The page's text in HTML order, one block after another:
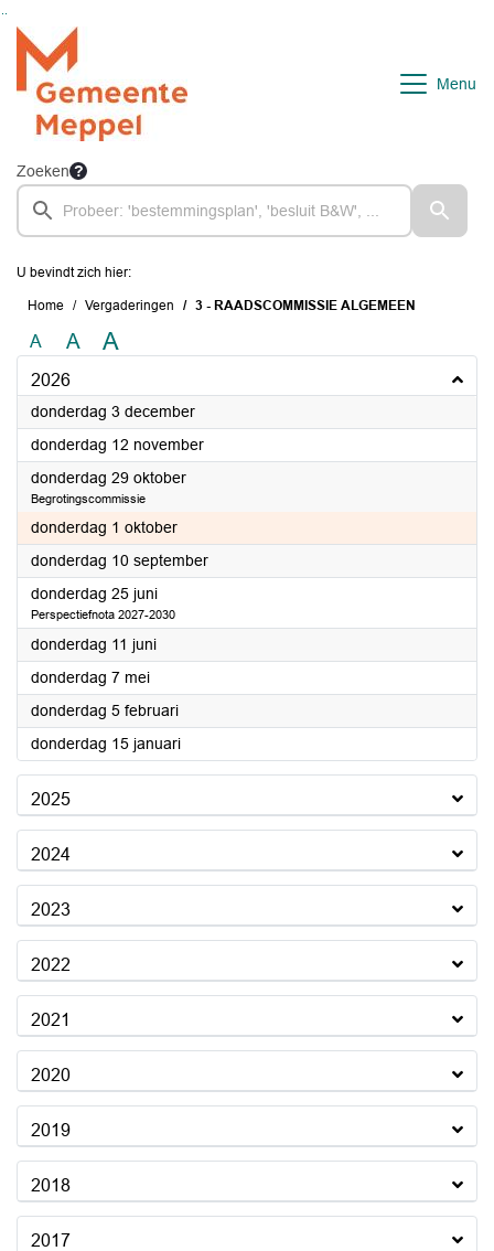
Ga naar de inhoud van deze pagina
Ga naar het zoeken
Ga naar het menu
Menu
Zoeken
U bevindt zich hier:
Home Vergaderingen 3 - RAADSCOMMISSIE ALGEMEEN
A A A
2026
donderdag 3 december2026
donderdag 12 november2026
donderdag 29 oktober2026
Begrotingscommissie
donderdag 1 oktober2026
donderdag 10 september2026
donderdag 25 juni2026
Perspectiefnota 2027-2030
donderdag 11 juni2026
donderdag 7 mei2026
donderdag 5 februari2026
donderdag 15 januari2026
2025
2024
2023
2022
2021
2020
2019
2018
2017